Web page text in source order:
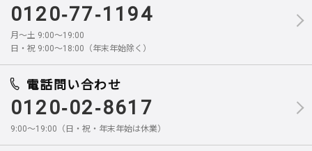
0120-77-1194
月～土 9:00～19:00
日・祝 9:00～18:00（年末年始除く）
電話問い合わせ
0120-02-8617
9:00～19:00（日・祝・年末年始は休業）